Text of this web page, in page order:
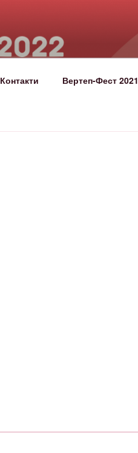
Контакти Вертеп-Фест 2021